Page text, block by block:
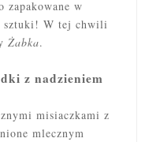
w
sztuki! W tej chwili
Żabka.
z nadzieniem
misiaczkami z
mlecznym